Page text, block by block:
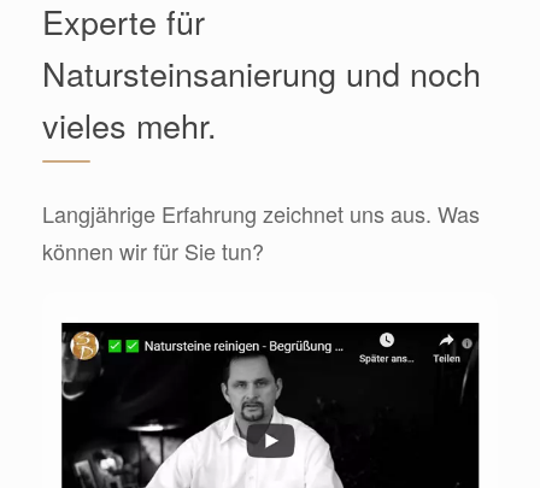
Experte für
Natursteinsanierung und noch
vieles mehr.
Langjährige Erfahrung zeichnet uns aus. Was
können wir für Sie tun?